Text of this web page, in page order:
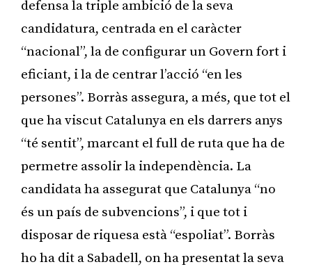
defensa la triple ambició de la seva
candidatura, centrada en el caràcter
“nacional”, la de configurar un Govern fort i
eficiant, i la de centrar l’acció “en les
persones”. Borràs assegura, a més, que tot el
que ha viscut Catalunya en els darrers anys
“té sentit”, marcant el full de ruta que ha de
permetre assolir la independència. La
candidata ha assegurat que Catalunya “no
és un país de subvencions”, i que tot i
disposar de riquesa està “espoliat”. Borràs
ho ha dit a Sabadell, on ha presentat la seva